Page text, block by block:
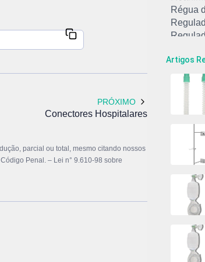
PRÓXIMO
Conectores Hospitalares
parcial ou total, mesmo citando nossos
Penal. – Lei n° 9.610-98 sobre
Régua
Válvula
Painel
Tarugo
Artigos